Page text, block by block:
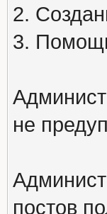
2.
3.
не
постов